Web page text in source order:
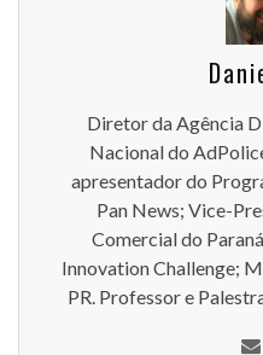
Diretor da Agência
Nacional do
apresentador do
Pan News; Vice-
Comercial do
Innovation Challenge;
PR. Professor e